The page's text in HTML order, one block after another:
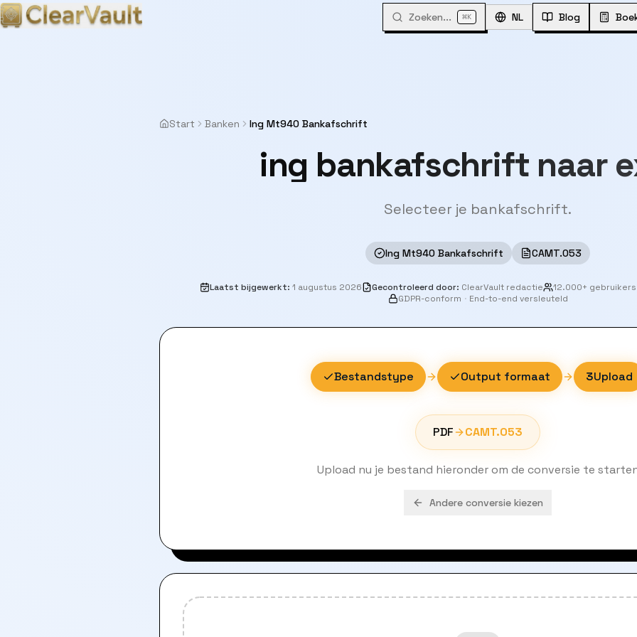
Zoeken... ⌘K NL Blog
Start Banken Ing Mt940 Bankafschrift
ing bankafschrift naar
Selecteer je bankafschrift.
Ing Mt940 Bankafschrift CAMT.053
Laatst bijgewerkt: 1 augustus 2026 Gecontroleerd door: ClearVault redactie
12.000+ gebruikers
GDPR-conform · End-to-end versleuteld
Bestandstype Output formaat 3Upload
PDF CAMT.053
Upload nu je bestand hieronder om de conversie te
Andere conversie kiezen